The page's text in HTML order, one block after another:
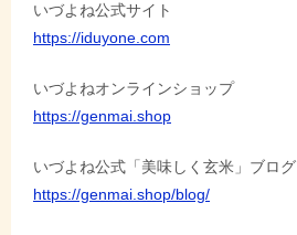
いづよね公式サイト
https://iduyone.com
いづよねオンラインショップ
https://genmai.shop
いづよね公式「美味しく玄米」ブログ
https://genmai.shop/blog/